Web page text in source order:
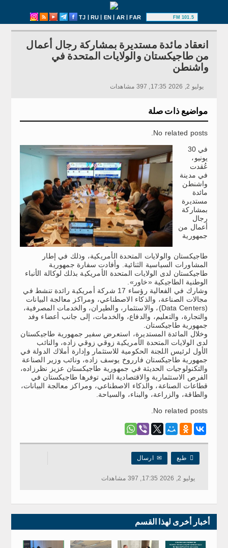
TJ | RU | EN | AR|FAR 101.5 FM
انعقاد مائدة مستديرة بمشاركة رجال أعمال
من طاجيكستان والولايات المتحدة في
واشنطن
يوليو 2, 2026 17:35, 397 مشاهدات
مواضيع ذات صلة
No related posts.
في 30
يونيو،
عُقدت
في مدينة
واشنطن
مائدة
مستديرة
بمشاركة
رجال
أعمال من
جمهورية
طاجيكستان والولايات المتحدة الأمريكية، وذلك في إطار
المشاورات السياسية الثنائية. وأفادت سفارة جمهورية
طاجيكستان لدى الولايات المتحدة الأمريكية بذلك لوكالة الأنباء
الوطنية الطاجيكية «خاور».
وشارك في الفعالية رؤساء 17 شركة أمريكية رائدة تنشط في
مجالات الصناعة، والذكاء الاصطناعي، ومراكز معالجة البيانات
(Data Centers)، والاستثمار، والطيران، والخدمات المصرفية،
والتجارة، والتعليم، والدفاع، والخدمات، إلى جانب أعضاء وفد
جمهورية طاجيكستان.
وخلال المائدة المستديرة، استعرض سفير جمهورية طاجيكستان
لدى الولايات المتحدة الأمريكية زوقي زوقي زاده، والنائب
الأول لرئيس اللجنة الحكومية للاستثمار وإدارة أملاك الدولة في
جمهورية طاجيكستان فارروخ يوسف زاده، ونائب وزير الصناعة
والتكنولوجيات الحديثة في جمهورية طاجيكستان عزيز نظرزاده،
الفرص الاستثمارية والاقتصادية التي توفرها طاجيكستان في
قطاعات الصناعة، والذكاء الاصطناعي، ومراكز معالجة البيانات،
والطاقة، والزراعة، والبناء، والسياحة.
No related posts.
 طبع ✉ارسال
يوليو 2, 2026 17:35, 397 مشاهدات
أخبار أخرى لهذا القسم